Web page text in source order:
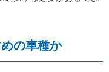
の車種か